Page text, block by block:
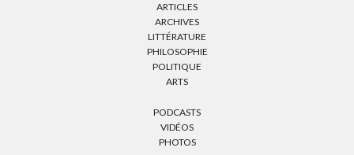
ARTICLES
ARCHIVES
LITTÉRATURE
PHILOSOPHIE
POLITIQUE
ARTS
PODCASTS
VIDÉOS
PHOTOS